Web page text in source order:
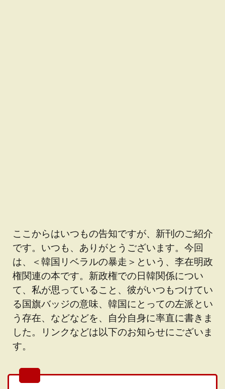
ここからはいつもの告知ですが、新刊のご紹介
です。いつも、ありがとうございます。今回
は、＜韓国リベラルの暴走＞という、李在明政
権関連の本です。新政権での日韓関係につい
て、私が思っていること、彼がいつもつけてい
る国旗バッジの意味、韓国にとっての左派とい
う存在、などなどを、自分自身に率直に書きま
した。リンクなどは以下のお知らせにございま
す。